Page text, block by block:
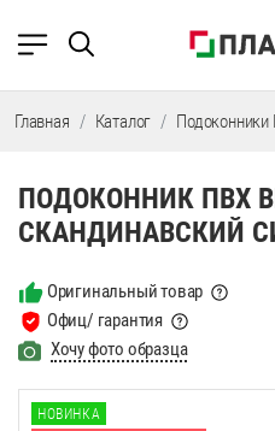
Главная Каталог
ПОДОКОННИК ПВХ
СКАНДИНАВСКИЙ
Оригинальный товар
Офиц/ гарантия
Хочу фото образца
НОВИНКА